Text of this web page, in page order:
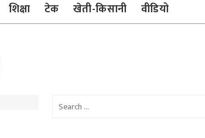
शिक्षा टेक खेती-किसानी वीडियो
Search